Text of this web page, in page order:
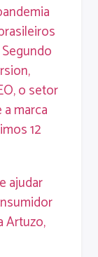
o setor
marca
12
ajudar
Artuzo,